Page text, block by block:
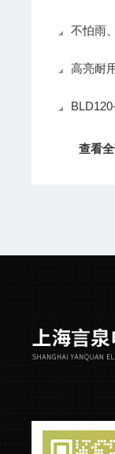
不怕雨、粉尘
高亮耐用
BLD120-
查看